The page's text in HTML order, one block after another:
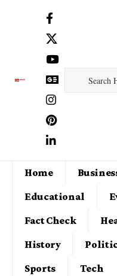
Home
Educational
Fact Check
History
Sports
Tech